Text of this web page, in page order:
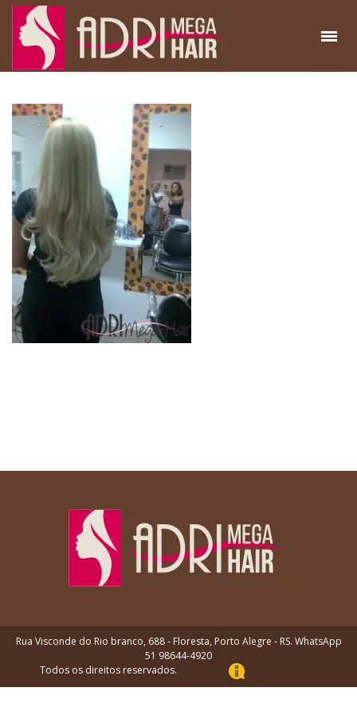
Rua Visconde do Rio branco, 688 - Floresta, Porto Alegre - RS. WhatsApp
51 98644-4920
Todos os direitos reservados.